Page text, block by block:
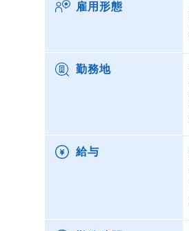
雇用形態
勤務地
給与